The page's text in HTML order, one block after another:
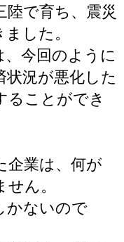
陸で育ち、震災
した。
今回のように
況が悪化した
ることができ
企業は、何が
ん。
かないので